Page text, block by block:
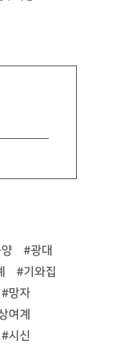
해줄 뿐만
아주 중요한
이나 농사짓던
주, 돈, 쌀
모아 마을에
는 시신을
정적인 인식이